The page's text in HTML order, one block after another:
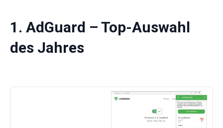
1. AdGuard – Top-Auswahl
des Jahres